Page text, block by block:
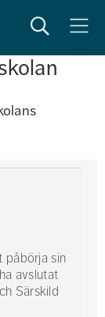
Sök Meny
påbörja sin
avslutat
Särskild